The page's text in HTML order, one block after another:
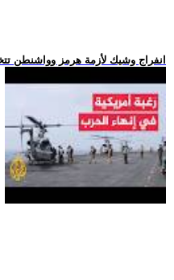
.. انفراج وشيك لأزمة هرمز وواشنطن